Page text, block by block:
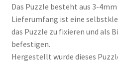
Das Puzzle besteht aus 3-
Lieferumfang ist eine
das Puzzle zu fixieren und als
befestigen.
Hergestellt wurde dieses